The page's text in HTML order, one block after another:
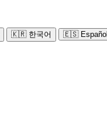
🇰🇷 한국어 🇪🇸 Español